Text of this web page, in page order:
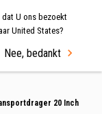
U ons bezoekt
United States?
Nee, bedankt
20 Inch